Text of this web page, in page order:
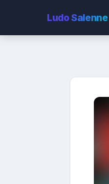
LudoSalenne